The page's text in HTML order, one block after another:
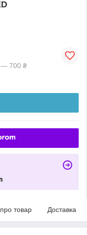
— 700 ₴
про товар Доставка